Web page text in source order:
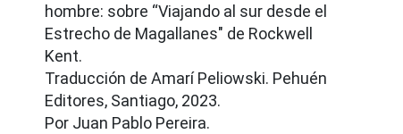
hombre: sobre “Viajando al sur desde el
Estrecho de Magallanes" de Rockwell
Kent.
Traducción de Amarí Peliowski. Pehuén
Editores, Santiago, 2023.
Por Juan Pablo Pereira.